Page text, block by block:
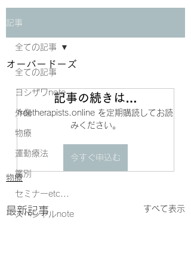
記事
全ての記事
ヨシザワnote
外傷
物療
運動療法
鑑別
セミナーetc...
スペシャルnote
全ての記事
オーバードーズ
記事の続きは…
freetherapists.online を定期購読してお読
みください。
今すぐ申込む
物療
最新記事 すべて表示